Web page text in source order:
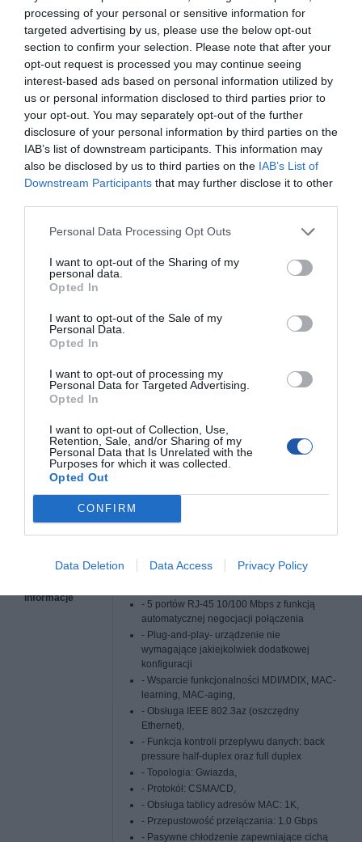
processing of your personal or sensitive information for
targeted advertising by us, please use the below opt-out
section to confirm your selection. Please note that after your
opt-out request is processed you may continue seeing
interest-based ads based on personal information utilized by
us or personal information disclosed to third parties prior to
your opt-out. You may separately opt-out of the further
disclosure of your personal information by third parties on the
IAB’s list of downstream participants. This information may
also be disclosed by us to third parties on the IAB’s List of
Downstream Participants that may further disclose it to other
Personal Data Processing Opt Outs
I want to opt-out of the Sharing of my
personal data.
Opted In
I want to opt-out of the Sale of my
Personal Data.
Opted In
I want to opt-out of processing my
Personal Data for Targeted Advertising.
Opted In
I want to opt-out of Collection, Use,
Retention, Sale, and/or Sharing of my
Personal Data that Is Unrelated with the
Purposes for which it was collected.
Opted Out
CONFIRM
Data Deletion Data Access Privacy Policy
SPECYFIKACJA
producenta
Nazwa produktu
Lanberg Switch DSP1-0105 5-Port 100MB/S
Desktop
Producent
Klasa produktu SWITCH - przełącznik sieciowy niezarządzalny
Architektura
sieci LAN
Liczba portów
10/100BaseTX
(RJ45)
5 szt.
protokoły i
standardy
IEEE 802.3u - 100BaseTX
IEEE 802.3x - Flow Control
Warstwa
przełączania
1
pobór mocy
informacje
- 5 portów RJ-45 10/100 Mbps z funkcją
automatycznej negocjacji połączenia
- Plug-and-play- urządzenie nie
wymagające jakiejkolwiek dodatkowej
konfiguracji
- Wsparcie funkcjonalności MDI/MDIX, MAC-
learning, MAC-aging,
- Obsługa IEEE 802.3az (oszczędny
Ethernet),
- Funkcja kontroli przepływu danych: back
pressure half-duplex oraz full duplex
- Topologia: Gwiazda,
- Protokół: CSMA/CD,
- Obsługa tablicy adresów MAC: 1K,
- Przepustowość przełączania: 1.0 Gbps
- Pasywne chłodzenie zapewniające cichą